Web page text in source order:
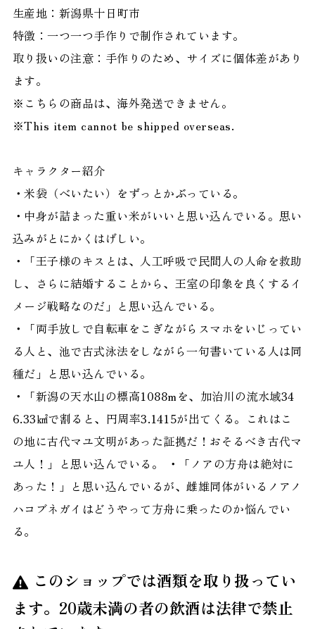
生産地：新潟県十日町市
特徴：一つ一つ手作りで制作されています。
取り扱いの注意：手作りのため、サイズに個体差があり
ます。
※こちらの商品は、海外発送できません。
※This item cannot be shipped overseas.
キャラクター紹介
・米袋（べいたい）をずっとかぶっている。
・中身が詰まった重い米がいいと思い込んでいる。思い
込みがとにかくはげしい。
・「王子様のキスとは、人工呼吸で民間人の人命を救助
し、さらに結婚することから、王室の印象を良くするイ
メージ戦略なのだ」と思い込んでいる。
・「両手放しで自転車をこぎながらスマホをいじってい
る人と、池で古式泳法をしながら一句書いている人は同
種だ」と思い込んでいる。
・「新潟の天水山の標高1088mを、加治川の流水域34
6.33㎢で割ると、円周率3.1415が出てくる。これはこ
の地に古代マユ文明があった証拠だ！おそるべき古代マ
ユ人！」と思い込んでいる。 ・「ノアの方舟は絶対に
あった！」と思い込んでいるが、雌雄同体がいるノアノ
ハコブネガイはどうやって方舟に乗ったのか悩んでい
る。
このショップでは酒類を取り扱ってい
ます。20歳未満の者の飲酒は法律で禁止